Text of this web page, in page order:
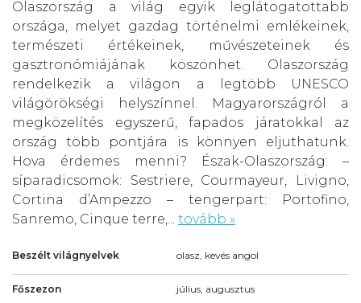
Olaszország a világ egyik leglátogatottabb
országa, melyet gazdag történelmi emlékeinek,
természeti értékeinek, művészeteinek és
gasztronómiájának köszönhet. Olaszország
rendelkezik a világon a legtöbb UNESCO
világörökségi helyszínnel. Magyarországról a
megközelítés egyszerű, fapados járatokkal az
ország több pontjára is könnyen eljuthatunk.
Hova érdemes menni? Észak-Olaszország: –
síparadicsomok: Sestriere, Courmayeur, Livigno,
Cortina d’Ampezzo – tengerpart: Portofino,
Sanremo, Cinque terre,... tovább »
Beszélt világnyelvek olasz, kevés angol
Főszezon július, augusztus